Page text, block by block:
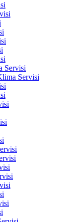
Servisi
Servisi